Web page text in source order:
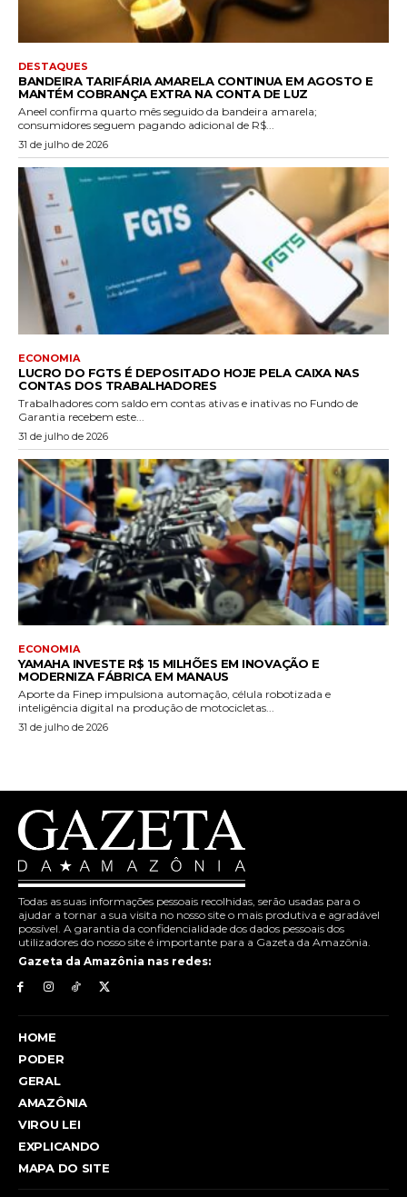
DESTAQUES
BANDEIRA TARIFÁRIA AMARELA CONTINUA EM AGOSTO E
MANTÉM COBRANÇA EXTRA NA CONTA DE LUZ
Aneel confirma quarto mês seguido da bandeira amarela;
consumidores seguem pagando adicional de R$...
31 de julho de 2026
ECONOMIA
LUCRO DO FGTS É DEPOSITADO HOJE PELA CAIXA NAS
CONTAS DOS TRABALHADORES
Trabalhadores com saldo em contas ativas e inativas no Fundo de
Garantia recebem este...
31 de julho de 2026
ECONOMIA
YAMAHA INVESTE R$ 15 MILHÕES EM INOVAÇÃO E
MODERNIZA FÁBRICA EM MANAUS
Aporte da Finep impulsiona automação, célula robotizada e
inteligência digital na produção de motocicletas...
31 de julho de 2026
Todas as suas informações pessoais recolhidas, serão usadas para o
ajudar a tornar a sua visita no nosso site o mais produtiva e agradável
possível. A garantia da confidencialidade dos dados pessoais dos
utilizadores do nosso site é importante para a Gazeta da Amazônia.
Gazeta da Amazônia nas redes:
HOME
PODER
GERAL
AMAZÔNIA
VIROU LEI
EXPLICANDO
MAPA DO SITE